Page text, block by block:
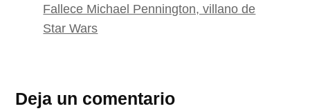
Fallece Michael Pennington, villano de
Star Wars
Deja un comentario